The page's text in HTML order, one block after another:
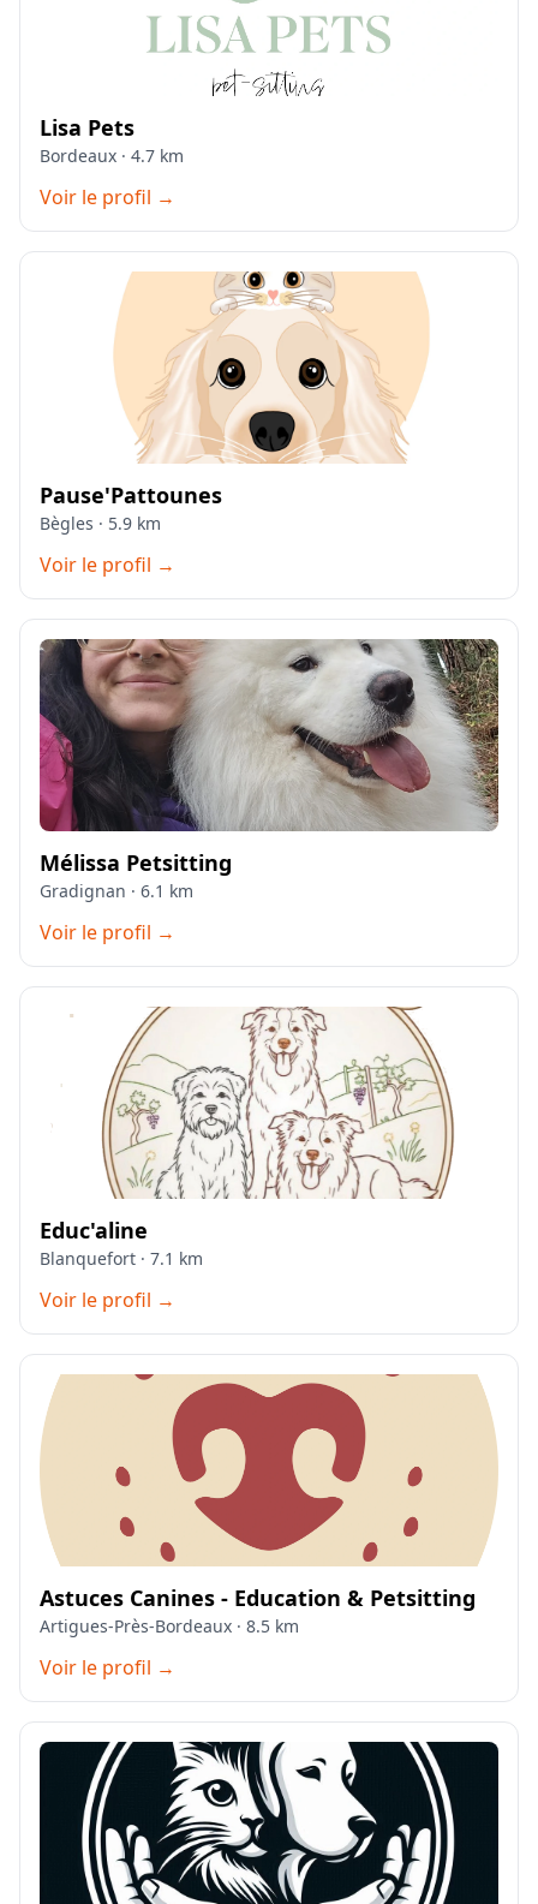
Lisa Pets
Bordeaux · 4.7 km
Voir le profil →
Pause'Pattounes
Bègles · 5.9 km
Voir le profil →
Mélissa Petsitting
Gradignan · 6.1 km
Voir le profil →
Educ'aline
Blanquefort · 7.1 km
Voir le profil →
Astuces Canines - Education & Petsitting
Artigues-Près-Bordeaux · 8.5 km
Voir le profil →